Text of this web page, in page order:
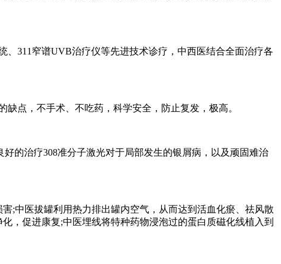
311窄谱UVB治疗仪等先进技术诊疗，中西医结合全面治疗各
点，不手术、不吃药，科学安全，防止复发，极高。
的治疗308准分子激光对于局部发生的银屑病，以及顽固难治
;中医拔罐利用热力排出罐内空气，从而达到活血化瘀、祛风散
，促进康复;中医埋线将特种药物浸泡过的蛋白质磁化线植入到